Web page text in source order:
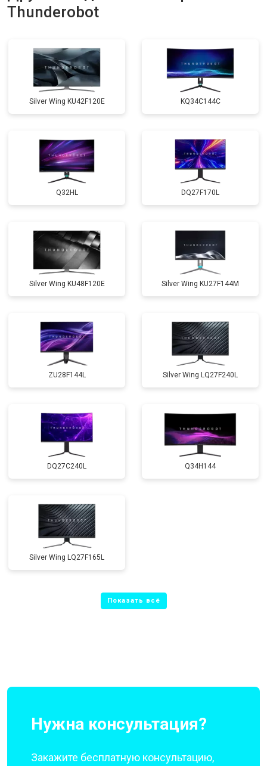
Thunderobot
Silver Wing KU42F120E KQ34C144C
Q32HL DQ27F170L
Silver Wing KU48F120E Silver Wing KU27F144M
ZU28F144L Silver Wing LQ27F240L
DQ27C240L Q34H144
Silver Wing LQ27F165L
Нужна консультация?
Закажите бесплатную консультацию,